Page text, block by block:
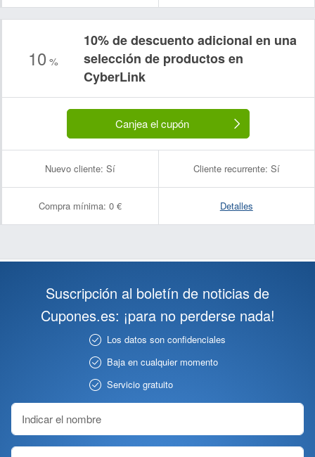
10 %
10% de descuento adicional en una
selección de productos en
CyberLink
Canjea el cupón
Nuevo cliente: Sí Cliente recurrente: Sí
Compra mínima: 0 € Detalles
Suscripción al boletín de noticias de
Cupones.es: ¡para no perderse nada!
Los datos son confidenciales
Baja en cualquier momento
Servicio gratuito